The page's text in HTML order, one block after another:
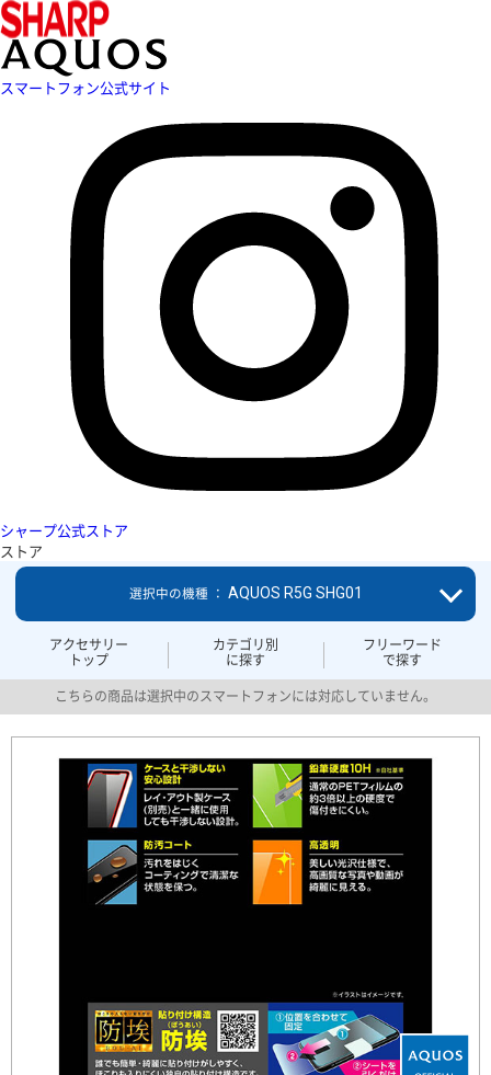
スマートフォン公式サイト
シャープ公式ストア
ストア
アクセサリー
トップ
カテゴリ別
に探す
フリーワード
で探す
選択中の機種 ： AQUOS R5G SHG01
こちらの商品は選択中のスマートフォンには対応していません。